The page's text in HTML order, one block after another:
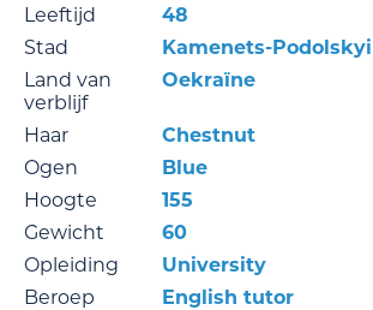
Leeftijd
48
Stad
Kamenets-Podolskyi
Land van
verblijf
Oekraïne
Haar
Chestnut
Ogen
Blue
Hoogte
155
Gewicht
60
Opleiding
University
Beroep
English tutor